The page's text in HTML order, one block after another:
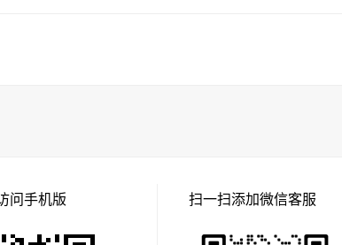
问手机版 扫一扫添加微信客服